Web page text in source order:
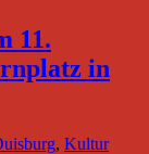
11.
in
, Kultur